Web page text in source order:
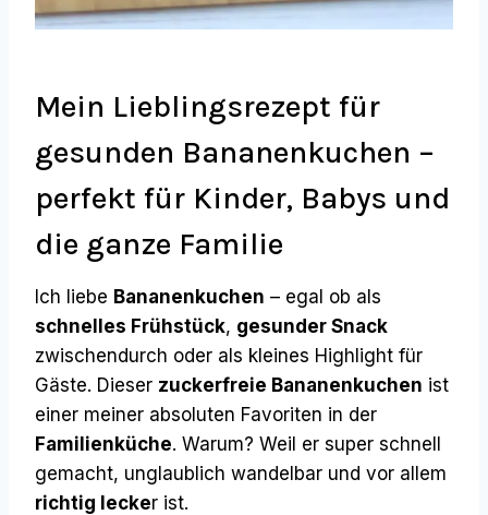
Mein Lieblingsrezept für
gesunden Bananenkuchen –
perfekt für Kinder, Babys und
die ganze Familie
Ich liebe Bananenkuchen – egal ob als
schnelles Frühstück, gesunder Snack
zwischendurch oder als kleines Highlight für
Gäste. Dieser zuckerfreie Bananenkuchen ist
einer meiner absoluten Favoriten in der
Familienküche. Warum? Weil er super schnell
gemacht, unglaublich wandelbar und vor allem
richtig lecker ist.